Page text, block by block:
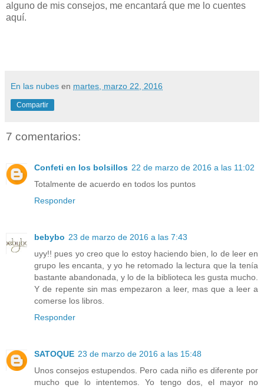
alguno de mis consejos, me encantará que me lo cuentes
aquí.
En las nubes en martes, marzo 22, 2016
Compartir
7 comentarios:
Confeti en los bolsillos 22 de marzo de 2016 a las 11:02
Totalmente de acuerdo en todos los puntos
Responder
bebybo 23 de marzo de 2016 a las 7:43
uyy!! pues yo creo que lo estoy haciendo bien, lo de leer en
grupo les encanta, y yo he retomado la lectura que la tenía
bastante abandonada, y lo de la biblioteca les gusta mucho.
Y de repente sin mas empezaron a leer, mas que a leer a
comerse los libros.
Responder
SATOQUE 23 de marzo de 2016 a las 15:48
Unos consejos estupendos. Pero cada niño es diferente por
mucho que lo intentemos. Yo tengo dos, el mayor no